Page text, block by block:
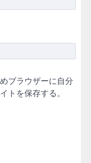
ブラウザーに自分
トを保存する。